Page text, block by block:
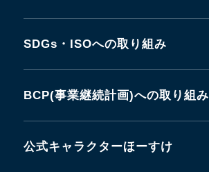
SDGs・ISOへの取り組み
BCP(事業継続計画)への取り組み
公式キャラクターほーすけ